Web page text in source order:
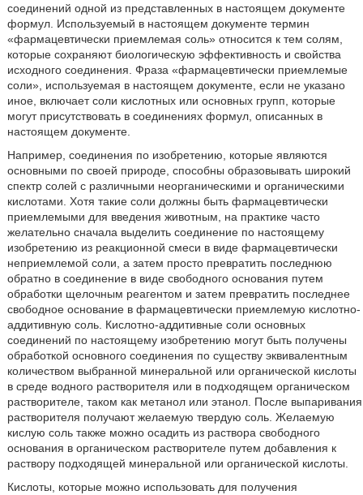
соединений одной из представленных в настоящем документе
формул. Используемый в настоящем документе термин
«фармацевтически приемлемая соль» относится к тем солям,
которые сохраняют биологическую эффективность и свойства
исходного соединения. Фраза «фармацевтически приемлемые
соли», используемая в настоящем документе, если не указано
иное, включает соли кислотных или основных групп, которые
могут присутствовать в соединениях формул, описанных в
настоящем документе.
Например, соединения по изобретению, которые являются
основными по своей природе, способны образовывать широкий
спектр солей с различными неорганическими и органическими
кислотами. Хотя такие соли должны быть фармацевтически
приемлемыми для введения животным, на практике часто
желательно сначала выделить соединение по настоящему
изобретению из реакционной смеси в виде фармацевтически
неприемлемой соли, а затем просто превратить последнюю
обратно в соединение в виде свободного основания путем
обработки щелочным реагентом и затем превратить последнее
свободное основание в фармацевтически приемлемую кислотно-
аддитивную соль. Кислотно-аддитивные соли основных
соединений по настоящему изобретению могут быть получены
обработкой основного соединения по существу эквивалентным
количеством выбранной минеральной или органической кислоты
в среде водного растворителя или в подходящем органическом
растворителе, таком как метанол или этанол. После выпаривания
растворителя получают желаемую твердую соль. Желаемую
кислую соль также можно осадить из раствора свободного
основания в органическом растворителе путем добавления к
раствору подходящей минеральной или органической кислоты.
Кислоты, которые можно использовать для получения